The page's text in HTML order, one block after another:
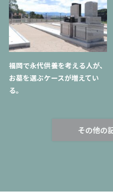
福岡で永代供養を考える人が、
お墓を選ぶケースが増えてい
る。
その他の